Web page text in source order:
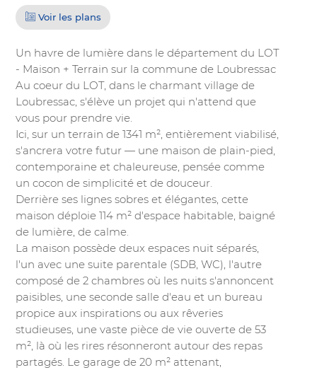
Voir les plans
Un havre de lumière dans le département du LOT
- Maison + Terrain sur la commune de Loubressac
Au coeur du LOT, dans le charmant village de
Loubressac, s'élève un projet qui n'attend que
vous pour prendre vie.
Ici, sur un terrain de 1341 m², entièrement viabilisé,
s'ancrera votre futur — une maison de plain-pied,
contemporaine et chaleureuse, pensée comme
un cocon de simplicité et de douceur.
Derrière ses lignes sobres et élégantes, cette
maison déploie 114 m² d'espace habitable, baigné
de lumière, de calme.
La maison possède deux espaces nuit séparés,
l'un avec une suite parentale (SDB, WC), l'autre
composé de 2 chambres où les nuits s'annoncent
paisibles, une seconde salle d'eau et un bureau
propice aux inspirations ou aux rêveries
studieuses, une vaste pièce de vie ouverte de 53
m², là où les rires résonneront autour des repas
partagés. Le garage de 20 m² attenant,